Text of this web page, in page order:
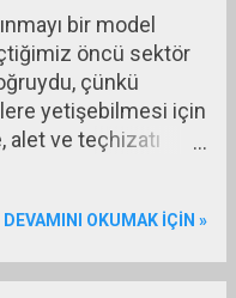
bir model
öncü sektör
çünkü
yetişebilmesi için
alet ve teçhizatı
da burada
zamanın sloganı
DEVAMINI OKUMAK IÇIN »